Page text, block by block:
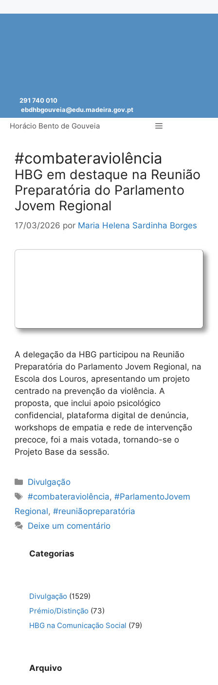
291 740 010
ebdhbgouveia@edu.madeira.gov.pt
Horácio Bento de Gouveia Menu
#combateraviolência
HBG em destaque na Reunião
Preparatória do Parlamento
Jovem Regional
17/03/2026 por Maria Helena Sardinha Borges
A delegação da HBG participou na Reunião
Preparatória do Parlamento Jovem Regional, na
Escola dos Louros, apresentando um projeto
centrado na prevenção da violência. A
proposta, que inclui apoio psicológico
confidencial, plataforma digital de denúncia,
workshops de empatia e rede de intervenção
precoce, foi a mais votada, tornando-se o
Projeto Base da sessão.
Categorias
Divulgação
Etiquetas
#combateraviolência,#ParlamentoJovem
Regional, #reuniãopreparatória
Deixe um comentário
Categorias
Divulgação (1529)
Prémio/Distinção (73)
HBG na Comunicação Social (79)
Arquivo